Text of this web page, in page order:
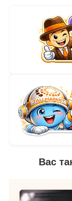
Вас